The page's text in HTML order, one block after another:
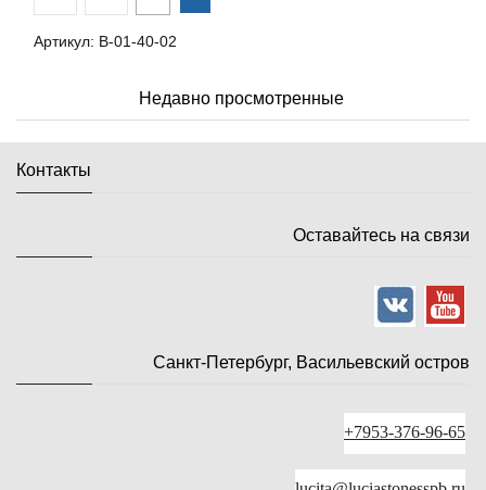
Артикул: В-01-40-02
Недавно просмотренные
Контакты
Оставайтесь на связи
Санкт-Петербург, Васильевский остров
+7953-376-96-65